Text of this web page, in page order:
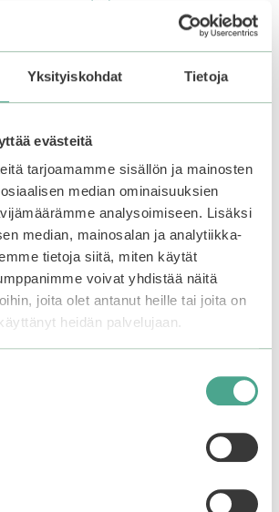
Yksityiskohdat Tietoja
evästeitä
tarjoamamme sisällön ja mainosten
median ominaisuuksien
analysoimiseen. Lisäksi
median, mainosalan ja analytiikka-
tietoja siitä, miten käytät
voivat yhdistää näitä
joita olet antanut heille tai joita on
heidän palvelujaan.
Liity
kun
Mizon | Pore Fresh
Mild Acid Gel Cleanser
5:stä
19,90 €
Lisää ostoskoriin